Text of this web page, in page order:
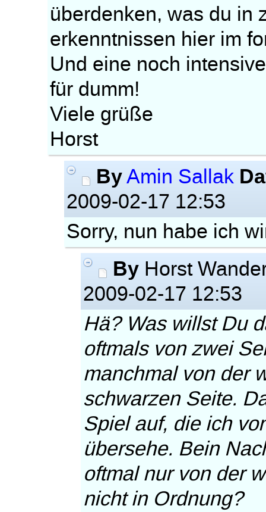
überdenken, was du in
erkenntnissen hier im
Und eine noch
für dumm!
Viele grüße
Horst
ByAmin Sallak
2009-02-17 12:53
Sorry, nun habe ich
By Horst
2009-02-17 12:53
Hä? Was willst Du
oftmals von zwei
manchmal von der
schwarzen Seite.
Spiel auf, die ich
übersehe. Bein
oftmal nur von der
nicht in Ordnung?